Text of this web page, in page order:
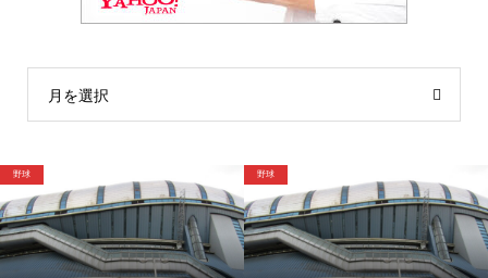
月を選択
球 野球